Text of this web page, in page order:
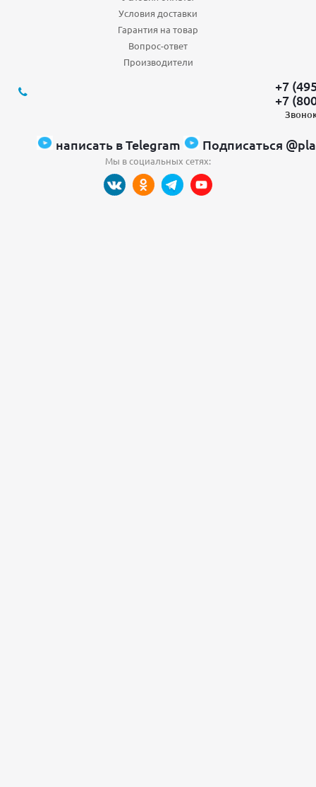
Условия доставки
Гарантия на товар
Вопрос-ответ
Производители
+7
+7
написать в Telegram Подписаться
Мы в социальных сетях: